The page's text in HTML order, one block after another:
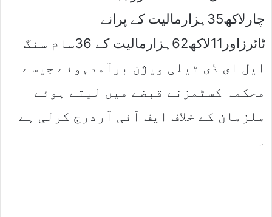
چارلاکھ35ہزارمالیت کے پرانے
ٹائرزاور11لاکھ62ہزارمالیت کے 36سام سنگ
ایل ای ڈی ٹیلی ویژن برآمدہوئے جیسے
محکمہ کسٹمزنے قبضے میں لیتے ہوئے
ملزمان کے خلاف ایف آئی آردرج کرلی ہے
۔